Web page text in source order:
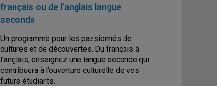
français ou de l’anglais langue
seconde
Un programme pour les passionnés de
cultures et de découvertes. Du français à
l’anglais, enseignez une langue seconde qui
contribuera à l’ouverture culturelle de vos
futurs étudiants.